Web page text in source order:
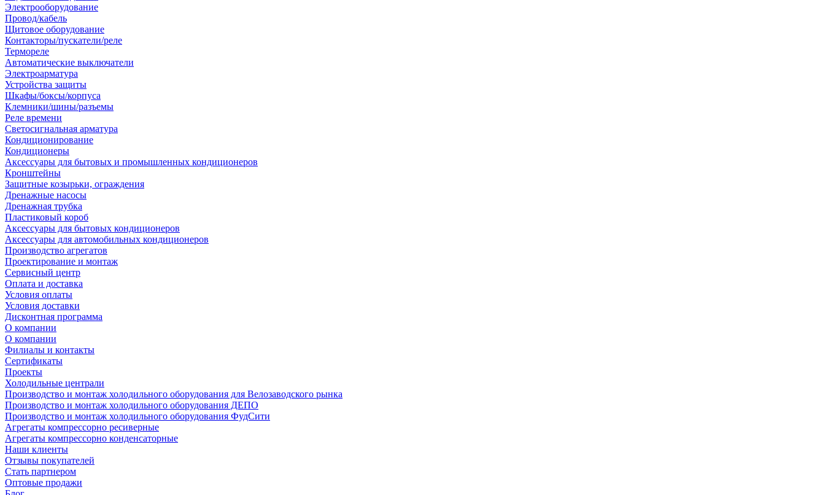
Электрооборудование
Провод/кабель
Щитовое оборудование
Контакторы/пускатели/реле
Термореле
Автоматические выключатели
Электроарматура
Устройства защиты
Шкафы/боксы/корпуса
Клемники/шины/разъемы
Реле времени
Светосигнальная арматура
Кондиционирование
Кондиционеры
Аксессуары для бытовых и промышленных кондиционеров
Кронштейны
Защитные козырьки, ограждения
Дренажные насосы
Дренажная трубка
Пластиковый короб
Аксессуары для бытовых кондиционеров
Аксессуары для автомобильных кондиционеров
Производство агрегатов
Проектирование и монтаж
Сервисный центр
Оплата и доставка
Условия оплаты
Условия доставки
Дисконтная программа
О компании
О компании
Филиалы и контакты
Сертификаты
Проекты
Холодильные централи
Производство и монтаж холодильного оборудования для Велозаводского рынка
Производство и монтаж холодильного оборудования ДЕПО
Производство и монтаж холодильного оборудования ФудСити
Агрегаты компрессорно ресиверные
Агрегаты компрессорно конденсаторные
Наши клиенты
Отзывы покупателей
Стать партнером
Оптовые продажи